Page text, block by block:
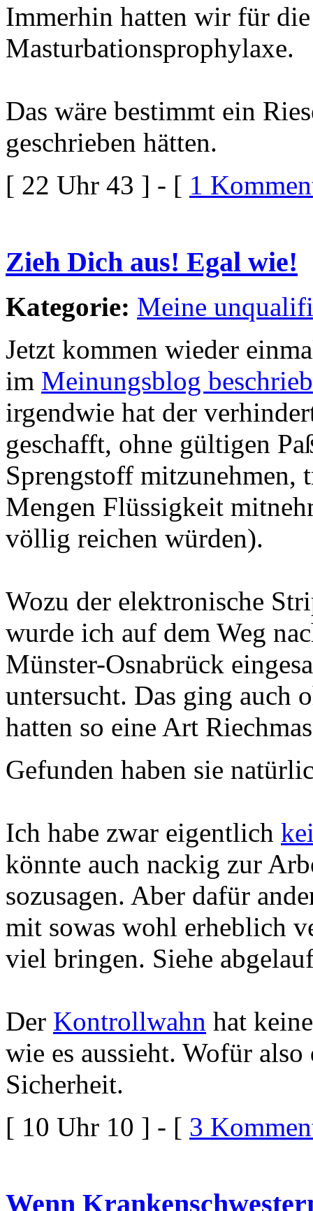
Immerhin hatten wir für
Masturbationsprophylaxe.
Das wäre bestimmt ein
geschrieben hätten.
[ 22 Uhr 43 ] - [ 1
Zieh Dich aus! Egal wie!
Kategorie: Meine
Jetzt kommen wieder
im Meinungsblog
irgendwie hat der
geschafft, ohne gültigen
Sprengstoff mitzunehmen,
Mengen Flüssigkeit
völlig reichen würden).
Wozu der elektronische
wurde ich auf dem Weg
Münster-Osnabrück
untersucht. Das ging auch
hatten so eine Art
Gefunden haben sie
Ich habe zwar eigentlich
könnte auch nackig zur
sozusagen. Aber dafür
mit sowas wohl erheblich
viel bringen. Siehe
Der Kontrollwahn hat
wie es aussieht. Wofür
Sicherheit.
[ 10 Uhr 10 ] - [ 3
Wenn